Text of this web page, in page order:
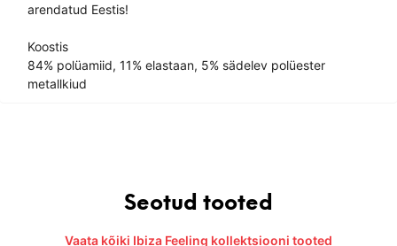
arendatud Eestis!
Koostis
84% polüamiid, 11% elastaan, 5% sädelev polüester
metallkiud
Seotud tooted
Vaata kõiki Ibiza Feeling kollektsiooni tooted